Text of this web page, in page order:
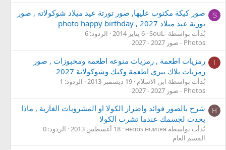
S
صور كيكة مكتوب عليها, صور تورتة عيد ميلاد شوكولاته , صور
تورتة عيد ميلاد 2027 , photo happy birthday
بُدأت بواسطة -SouL 6 يناير 2014
الردود: 6
Photos - صور 2027 - 2027
ا
رمزيات اطعمة , رمزيات منوعه اطعمه ومخبوزات , صور
رمزيات بلاك بيري اطعمة وكيك وشوكولاتة 2027
بُدأت بواسطة ابن الاسلام 19 ديسمبر 2013
الردود: 1
Photos - صور 2027 - 2027
Н
شرح بالصور فوائد واضرار الكولا او المشروبات الغازية , ماذا
يحدث لجسمك عندما تشرب الكولا
بُدأت بواسطة нєαɒs нυиτєя 18 أغسطس 2013
الردود: 0
القسم العام